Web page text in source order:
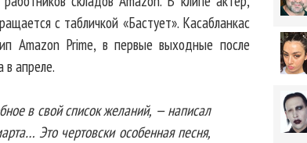
с табличкой «Бастует». Касабланкас
Amazon Prime, в первые выходные после
апреле.
в свой список желаний, — написал
Это чертовски особенная песня,